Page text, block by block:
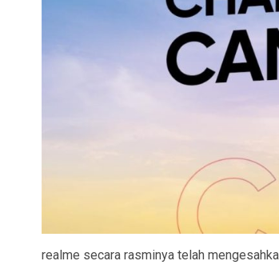
realme secara rasminya telah